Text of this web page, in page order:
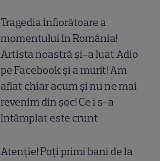
Tragedia înfiorătoare a
momentului în România!
Artista noastră și-a luat Adio
pe Facebook și a murit! Am
aflat chiar acum și nu ne mai
revenim din șoc! Ce i s-a
întâmplat este crunt
Atenție! Poți primi bani de la